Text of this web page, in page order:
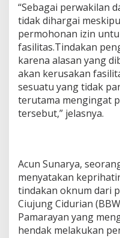
“Sebagai perwakilan
tidak dihargai
permohonan izin
fasilitas.Tindakan
karena alasan yang
akan kerusakan
sesuatu yang tidak
terutama mengingat
tersebut,” jelasnya.
Acun Sunarya,
menyatakan
tindakan oknum dari
Ciujung Cidurian
Pamarayan yang
hendak melakukan